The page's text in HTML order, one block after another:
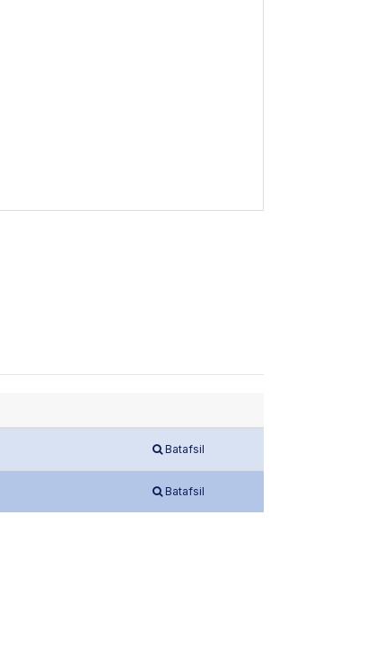
Batafsil
Batafsil